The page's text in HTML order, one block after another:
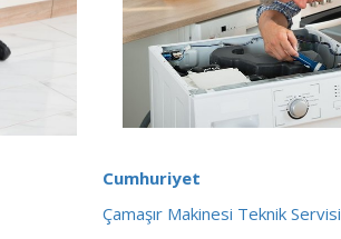
Cumhuriyet
Çamaşır Makinesi Teknik Servisi